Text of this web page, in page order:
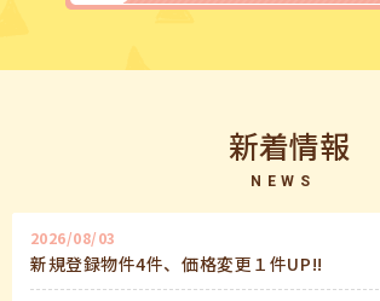
新着情報
NEWS
2026/08/03
新規登録物件4件、価格変更１件UP!!